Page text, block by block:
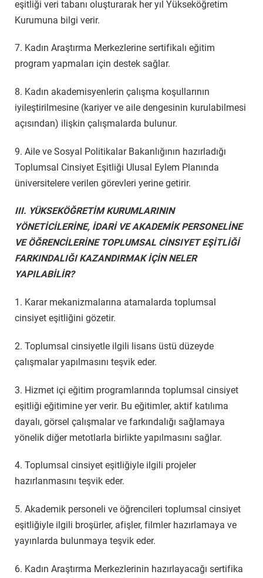
eşitliği veri tabanı oluşturarak her yıl Yükseköğretim
Kurumuna bilgi verir.
7. Kadın Araştırma Merkezlerine sertifikalı eğitim
program yapmaları için destek sağlar.
8. Kadın akademisyenlerin çalışma koşullarının
iyileştirilmesine (kariyer ve aile dengesinin kurulabilmesi
açısından) ilişkin çalışmalarda bulunur.
9. Aile ve Sosyal Politikalar Bakanlığının hazırladığı
Toplumsal Cinsiyet Eşitliği Ulusal Eylem Planında
üniversitelere verilen görevleri yerine getirir.
III. YÜKSEKÖĞRETİM KURUMLARININ
YÖNETİCİLERİNE, İDARİ VE AKADEMİK PERSONELİNE
VE ÖĞRENCİLERİNE TOPLUMSAL CİNSIYET EŞİTLİĞİ
FARKINDALIĞI KAZANDIRMAK İÇİN NELER
YAPILABİLİR?
1. Karar mekanizmalarına atamalarda toplumsal
cinsiyet eşitliğini gözetir.
2. Toplumsal cinsiyetle ilgili lisans üstü düzeyde
çalışmalar yapılmasını teşvik eder.
3. Hizmet içi eğitim programlarında toplumsal cinsiyet
eşitliği eğitimine yer verir. Bu eğitimler, aktif katılıma
dayalı, görsel çalışmalar ve farkındalığı sağlamaya
yönelik diğer metotlarla birlikte yapılmasını sağlar.
4. Toplumsal cinsiyet eşitliğiyle ilgili projeler
hazırlanmasını teşvik eder.
5. Akademik personeli ve öğrencileri toplumsal cinsiyet
eşitliğiyle ilgili broşürler, afişler, filmler hazırlamaya ve
yayınlarda bulunmaya teşvik eder.
6. Kadın Araştırma Merkezlerinin hazırlayacağı sertifika